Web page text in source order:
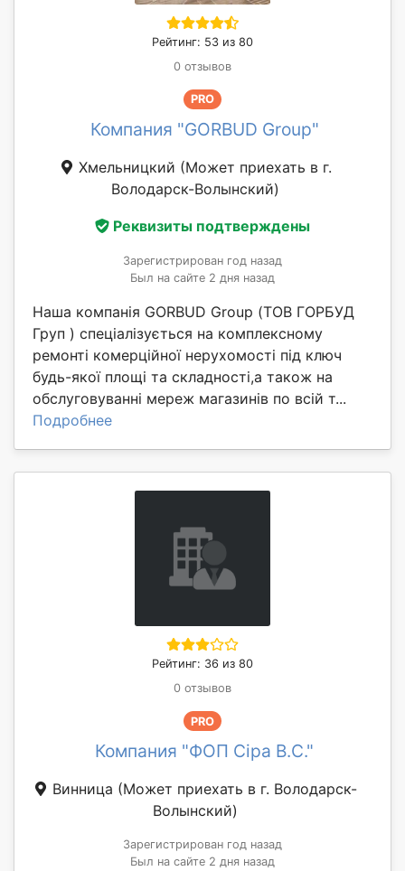
Рейтинг: 53 из 80
0 отзывов
PRO
Компания "GORBUD Group"
Хмельницкий (Может приехать в г.
Володарск-Волынский)
Реквизиты подтверждены
Зарегистрирован год назад
Был на сайте 2 дня назад
Наша компанія GORBUD Group (ТОВ ГОРБУД
Груп ) спеціалізується на комплексному
ремонті комерційної нерухомості під ключ
будь-якої площі та складності,а також на
обслуговуванні мереж магазинів по всій т...
Подробнее
Рейтинг: 36 из 80
0 отзывов
PRO
Компания "ФОП Сіра В.С."
Винница (Может приехать в г. Володарск-
Волынский)
Зарегистрирован год назад
Был на сайте 2 дня назад